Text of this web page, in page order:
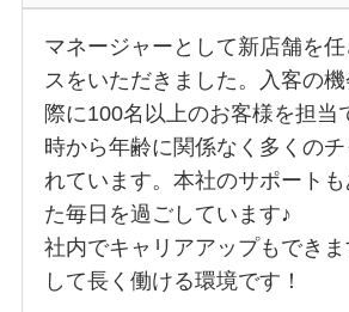
マネージャーとして新店舗を
スをいただきました。入客の
際に100名以上のお客様を担当
時から年齢に関係なく多くの
れています。本社のサポート
た毎日を過ごしています♪
社内でキャリアアップもでき
して長く働ける環境です！